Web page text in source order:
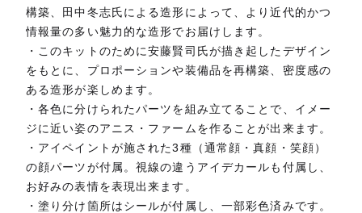
構築、田中冬志氏による造形によって、より近代的かつ
情報量の多い魅力的な造形でお届けします。
・このキットのために安藤賢司氏が描き起したデザイン
をもとに、プロポーションや装備品を再構築、密度感の
ある造形が楽しめます。
・各色に分けられたパーツを組み立てることで、イメー
ジに近い姿のアニス・ファームを作ることが出来ます。
・アイペイントが施された3種（通常顔・真顔・笑顔）
の顔パーツが付属。視線の違うアイデカールも付属し、
お好みの表情を表現出来ます。
・塗り分け箇所はシールが付属し、一部彩色済みです。